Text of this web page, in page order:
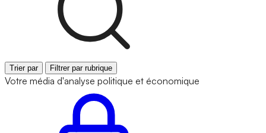
Trier par Filtrer par rubrique
Votre média d'analyse politique et économique